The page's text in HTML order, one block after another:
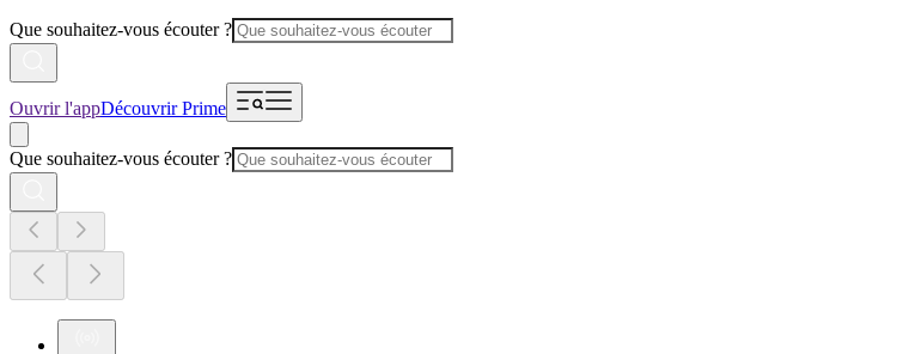
Que souhaitez-vous écouter ?
Ouvrir l'appDécouvrir Prime
Que souhaitez-vous écouter ?